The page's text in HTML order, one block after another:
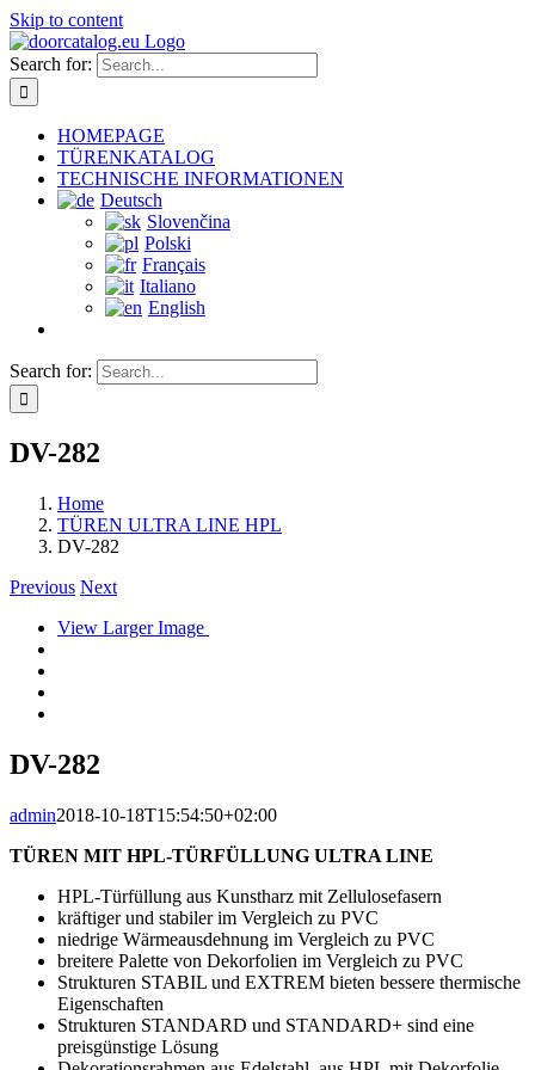
Skip to content
Search for:
HOMEPAGE
TÜRENKATALOG
TECHNISCHE INFORMATIONEN
Deutsch
Slovenčina
Polski
Français
Italiano
English
Search for:
DV-282
Home
TÜREN ULTRA LINE HPL
DV-282
Previous Next
View Larger Image
DV-282
admin2018-10-18T15:54:50+02:00
TÜREN MIT HPL-TÜRFÜLLUNG ULTRA LINE
HPL-Türfüllung aus Kunstharz mit Zellulosefasern
kräftiger und stabiler im Vergleich zu PVC
niedrige Wärmeausdehnung im Vergleich zu PVC
breitere Palette von Dekorfolien im Vergleich zu PVC
Strukturen STABIL und EXTREM bieten bessere thermische
Eigenschaften
Strukturen STANDARD und STANDARD+ sind eine
preisgünstige Lösung